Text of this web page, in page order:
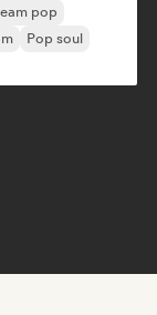
pop
Pop soul